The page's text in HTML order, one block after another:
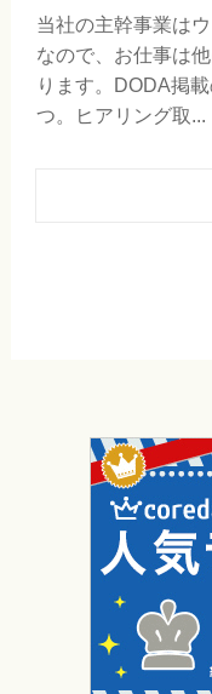
当社の主幹事業は
なので、お仕事は
ります。DODA掲
つ。ヒアリング取...